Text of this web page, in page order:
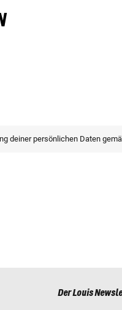
deiner persönlichen Daten
Der Louis